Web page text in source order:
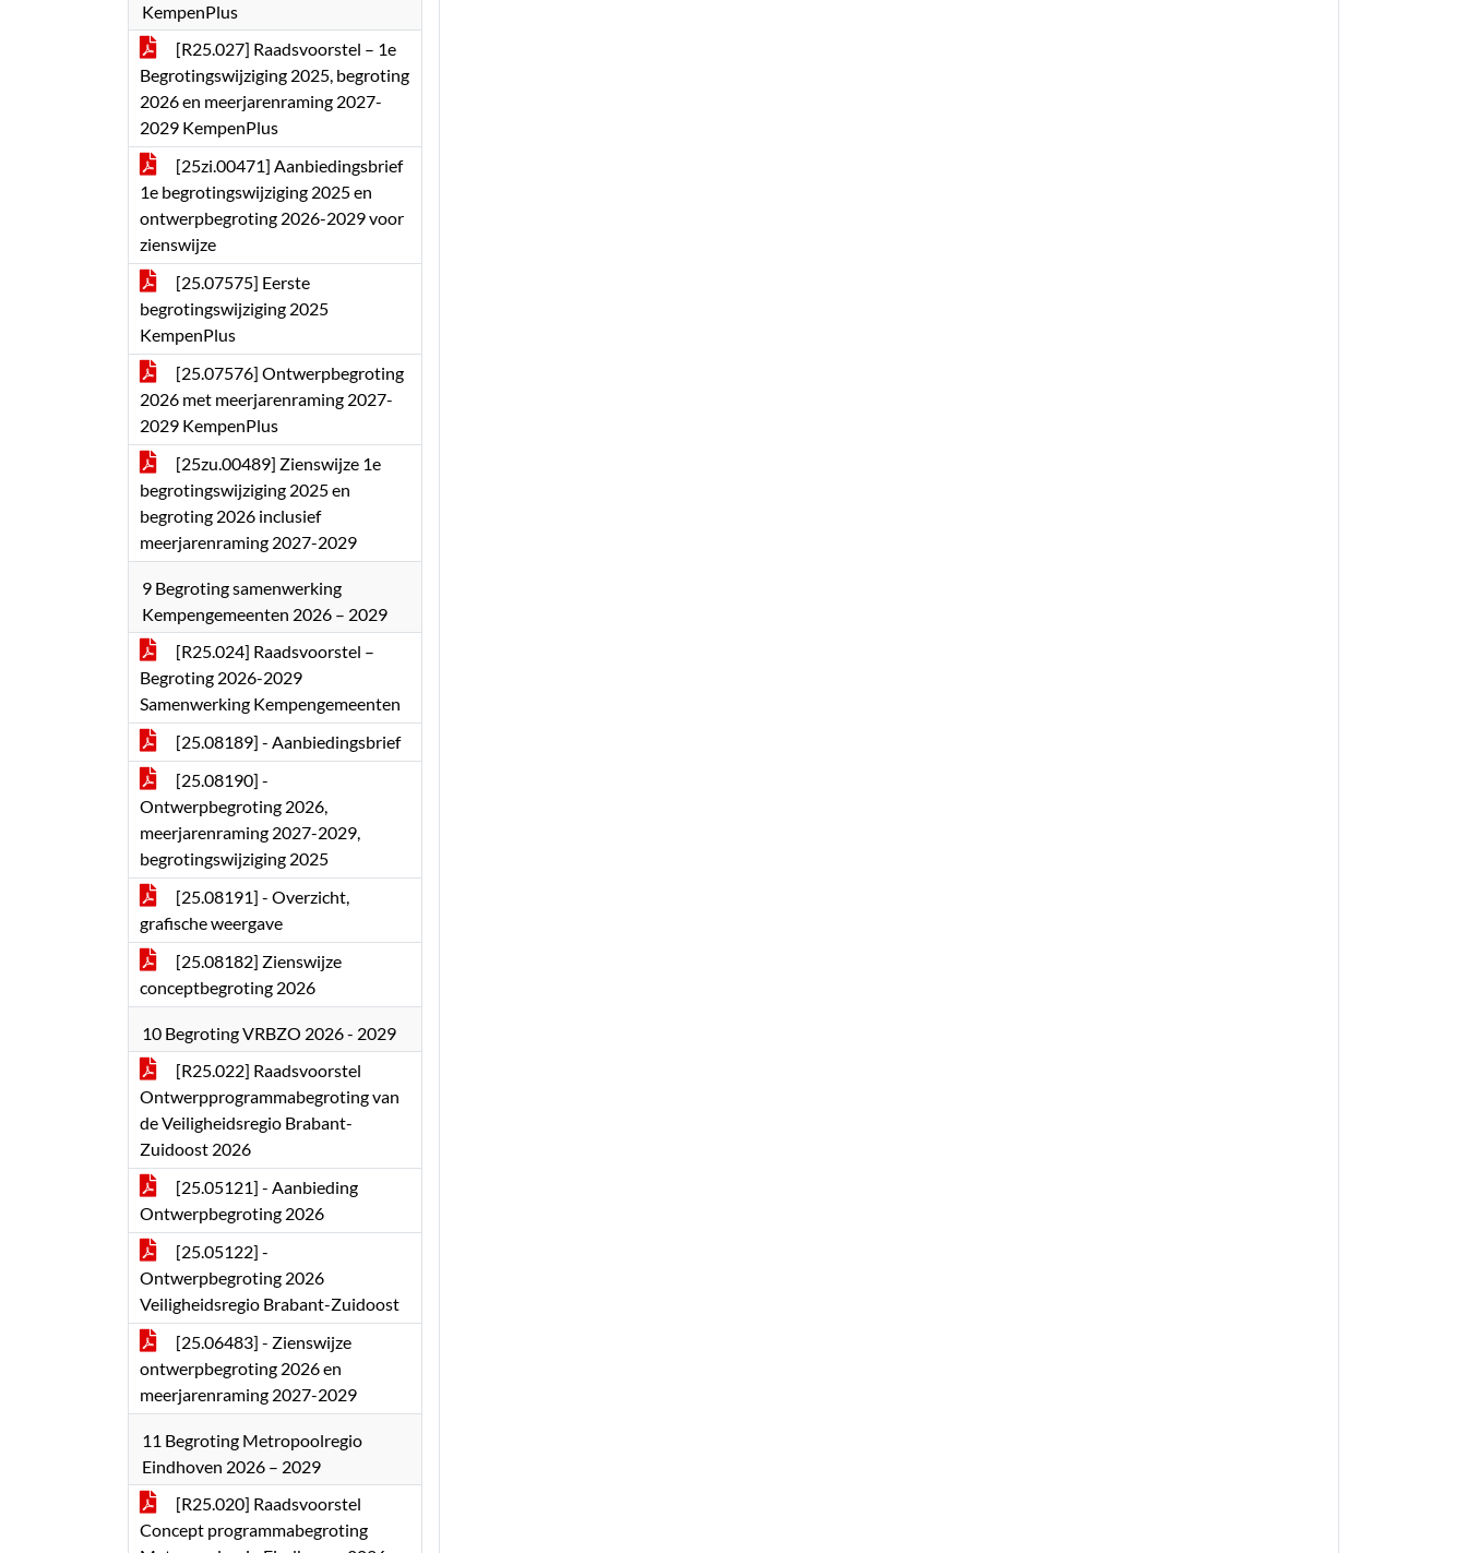
KempenPlus
[R25.027] Raadsvoorstel – 1e
Begrotingswijziging 2025, begroting
2026 en meerjarenraming 2027-
2029 KempenPlus
[25zi.00471] Aanbiedingsbrief
1e begrotingswijziging 2025 en
ontwerpbegroting 2026-2029 voor
zienswijze
[25.07575] Eerste
begrotingswijziging 2025
KempenPlus
[25.07576] Ontwerpbegroting
2026 met meerjarenraming 2027-
2029 KempenPlus
[25zu.00489] Zienswijze 1e
begrotingswijziging 2025 en
begroting 2026 inclusief
meerjarenraming 2027-2029
9 Begroting samenwerking
Kempengemeenten 2026 – 2029
[R25.024] Raadsvoorstel –
Begroting 2026-2029
Samenwerking Kempengemeenten
[25.08189] - Aanbiedingsbrief
[25.08190] -
Ontwerpbegroting 2026,
meerjarenraming 2027-2029,
begrotingswijziging 2025
[25.08191] - Overzicht,
grafische weergave
[25.08182] Zienswijze
conceptbegroting 2026
10 Begroting VRBZO 2026 - 2029
[R25.022] Raadsvoorstel
Ontwerpprogrammabegroting van
de Veiligheidsregio Brabant-
Zuidoost 2026
[25.05121] - Aanbieding
Ontwerpbegroting 2026
[25.05122] -
Ontwerpbegroting 2026
Veiligheidsregio Brabant-Zuidoost
[25.06483] - Zienswijze
ontwerpbegroting 2026 en
meerjarenraming 2027-2029
11 Begroting Metropoolregio
Eindhoven 2026 – 2029
[R25.020] Raadsvoorstel
Concept programmabegroting